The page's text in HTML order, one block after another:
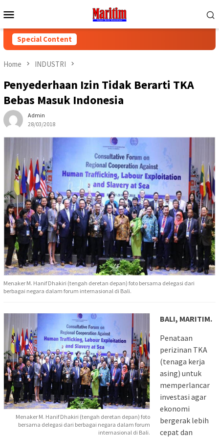
to
Menu
Special Content
Home INDUSTRI
Penyederhaan Izin Tidak Berarti TKA
Bebas Masuk Indonesia
Admin
28/03/2018
Menaker M. Hanif Dhakiri (tengah deretan depan) foto bersama delegasi dari
berbagai negara dalam forum internasional di Bali.
Menaker M. Hanif Dhakiri (tengah deretan depan) foto
bersama delegasi dari berbagai negara dalam forum
internasional di Bali.
BALI, MARITIM.
Penataan
perizinan TKA
(tenaga kerja
asing) untuk
memperlancar
investasi agar
ekonomi
bergerak lebih
cepat dan